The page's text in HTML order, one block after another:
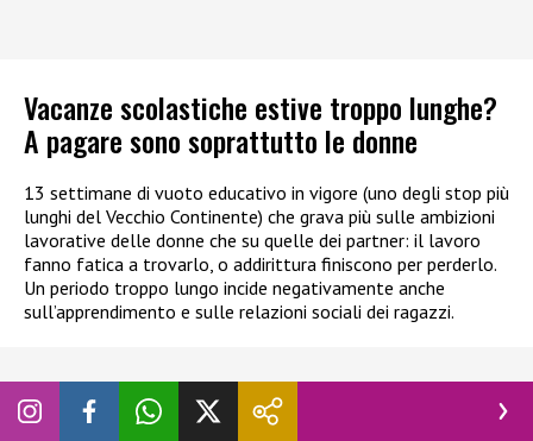
Vacanze scolastiche estive troppo lunghe?
A pagare sono soprattutto le donne
13 settimane di vuoto educativo in vigore (uno degli stop più
lunghi del Vecchio Continente) che grava più sulle ambizioni
lavorative delle donne che su quelle dei partner: il lavoro
fanno fatica a trovarlo, o addirittura finiscono per perderlo.
Un periodo troppo lungo incide negativamente anche
sull’apprendimento e sulle relazioni sociali dei ragazzi.